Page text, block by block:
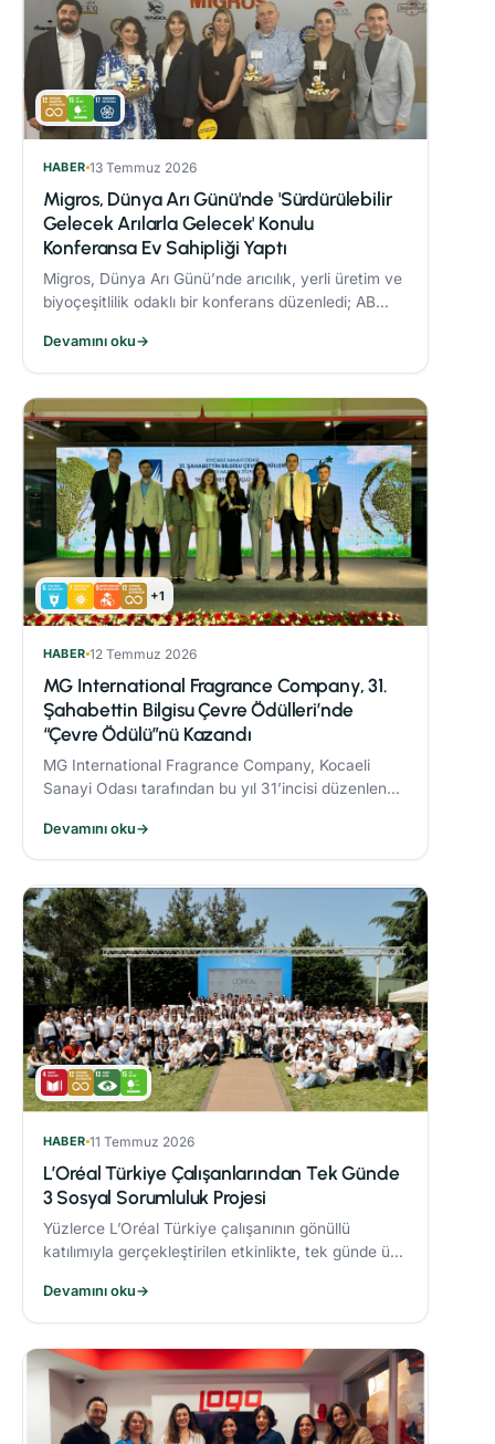
HABER 13 Temmuz 2026
Migros, Dünya Arı Günü'nde 'Sürdürülebilir
Gelecek Arılarla Gelecek' Konulu
Konferansa Ev Sahipliği Yaptı
Migros, Dünya Arı Günü’nde arıcılık, yerli üretim ve
biyoçeşitlilik odaklı bir konferans düzenledi; AB
çevre dostu üretim konuları ele alındı.
Devamını oku→
+1
HABER 12 Temmuz 2026
MG International Fragrance Company, 31.
Şahabettin Bilgisu Çevre Ödülleri’nde
“Çevre Ödülü”nü Kazandı
MG International Fragrance Company, Kocaeli
Sanayi Odası tarafından bu yıl 31’incisi düzenlenen
büyük ölçekli işletme kategorisinde "Çevre
Ödülü"nün sahibi oldu.
Devamını oku→
HABER 11 Temmuz 2026
L’Oréal Türkiye Çalışanlarından Tek Günde
3 Sosyal Sorumluluk Projesi
Yüzlerce L’Oréal Türkiye çalışanının gönüllü
katılımıyla gerçekleştirilen etkinlikte, tek günde üç
Devamını oku→